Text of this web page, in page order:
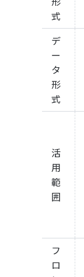
式
デ
ー
タ
形
式
活
用
範
囲
フ
ロ